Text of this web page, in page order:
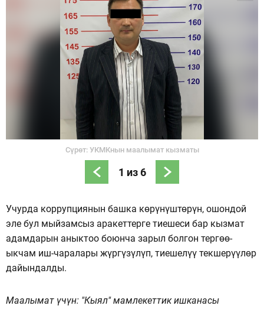
Сүрөт: УКМКнын маалымат кызматы
1 из6
Учурда коррупциянын башка көрүнүштөрүн, ошондой
эле бул мыйзамсыз аракеттерге тиешеси бар кызмат
адамдарын аныктоо боюнча зарыл болгон тергөө-
ыкчам иш-чаралары жүргүзүлүп, тиешелүү текшерүүлөр
дайындалды.
Маалымат үчүн: "Кыял" мамлекеттик ишканасы